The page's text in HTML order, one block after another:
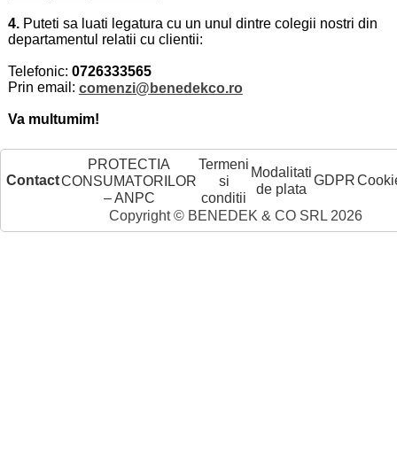
4. Puteti sa luati legatura cu un unul dintre colegii nostri din
departamentul relatii cu clientii:
Telefonic: 0726333565
Prin email: comenzi@benedekco.ro
Va multumim!
Contact
PROTECTIA
CONSUMATORILOR
– ANPC
Termeni
si
conditii
Modalitati
de plata
GDPR
Copyright © BENEDEK & CO SRL 2026